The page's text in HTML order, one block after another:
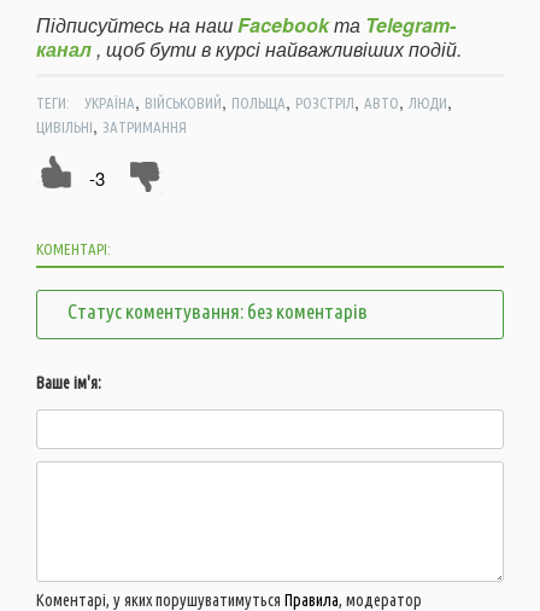
Підписуйтесь на нашFacebookта Telegram-
канал, щоб бути в курсі найважливіших подій.
ТЕГИ: УКРАЇНА, ВІЙСЬКОВИЙ, ПОЛЬЩА, РОЗСТРІЛ, АВТО, ЛЮДИ,
ЦИВІЛЬНІ, ЗАТРИМАННЯ
-3
КОМЕНТАРІ:
Статус коментування: без коментарів
Ваше ім'я:
Коментарі, у яких порушуватимуться Правила, модератор